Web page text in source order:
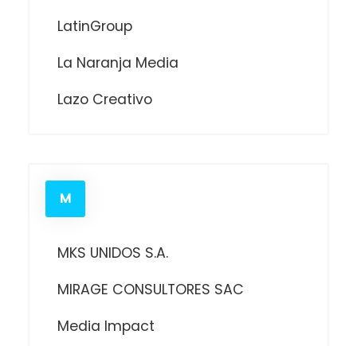
LatinGroup
La Naranja Media
Lazo Creativo
M
MKS UNIDOS S.A.
MIRAGE CONSULTORES SAC
Media Impact